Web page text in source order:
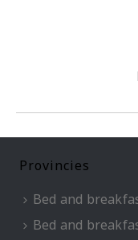
Provincies
Bed and
Bed and